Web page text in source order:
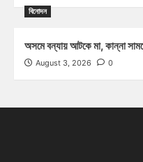
বিনোদন
অসমে বন্যায় আটকে মা, কান্না
August 3, 2026 0